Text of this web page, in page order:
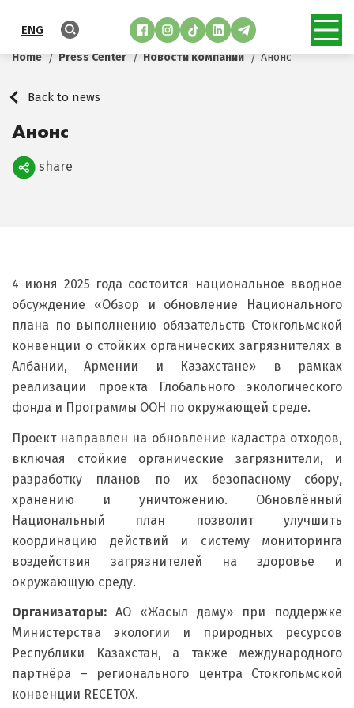
ENG
Home Press Center Новости компании Анонс
Back to news
Анонс
Поделиться
share
4 июня 2025 года состоится национальное вводное
обсуждение «Обзор и обновление Национального
плана по выполнению обязательств Стокгольмской
конвенции о стойких органических загрязнителях в
Албании, Армении и Казахстане» в рамках
реализации проекта Глобального экологического
фонда и Программы ООН по окружающей среде.
Проект направлен на обновление кадастра отходов,
включая стойкие органические загрязнители, и
разработку планов по их безопасному сбору,
хранению и уничтожению. Обновлённый
Национальный план позволит улучшить
координацию действий и систему мониторинга
воздействия загрязнителей на здоровье и
окружающую среду.
Организаторы: АО «Жасыл даму» при поддержке
Министерства экологии и природных ресурсов
Республики Казахстан, а также международного
партнёра – регионального центра Стокгольмской
конвенции RECETOX.